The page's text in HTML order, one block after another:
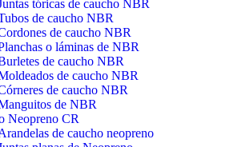
tóricas de caucho NBR
de caucho NBR
de caucho NBR
o láminas de NBR
de caucho NBR
de caucho NBR
de caucho NBR
de NBR
Neopreno CR
de caucho neopreno